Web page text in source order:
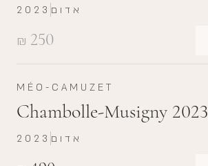
₪ 250
2023 אדום
MÉO-CAMUZET
Chambolle-Musigny 2023
2023 אדום